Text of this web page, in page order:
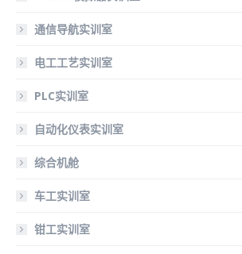
通信导航实训室
电工工艺实训室
PLC实训室
自动化仪表实训室
综合机舱
车工实训室
钳工实训室